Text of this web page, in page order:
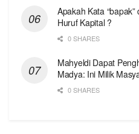
Apakah Kata
Huruf Kapital ?
0 SHARES
Mahyeldi Dapat
Madya: Ini Milik
0 SHARES